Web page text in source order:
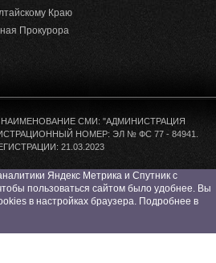
Краю
Прокурора
НАИМЕНОВАНИЕ СМИ: "АДМИНИСТРАЦИЯ
НОМЕР: ЭЛ № ФС 77 - 84941.
21.03.2023
Яндекс Метрика и Спутник с
пользоваться сайтом было удобнее. Вы
в настройках браузера. Подробнее в